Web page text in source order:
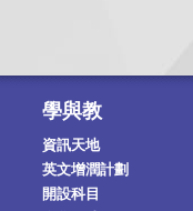
學與教
資訊天地
英文增潤計劃
開設科目